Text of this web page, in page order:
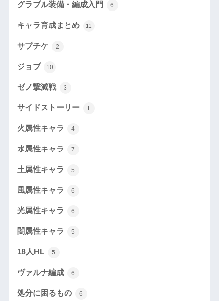
グラブル装備・編成入門 6
キャラ育成まとめ 11
サプチケ 2
ジョブ 10
ゼノ撃滅戦 3
サイドストーリー 1
火属性キャラ 4
水属性キャラ 7
土属性キャラ 5
風属性キャラ 6
光属性キャラ 6
闇属性キャラ 5
18人HL 5
ヴァルナ編成 6
処分に困るもの 6